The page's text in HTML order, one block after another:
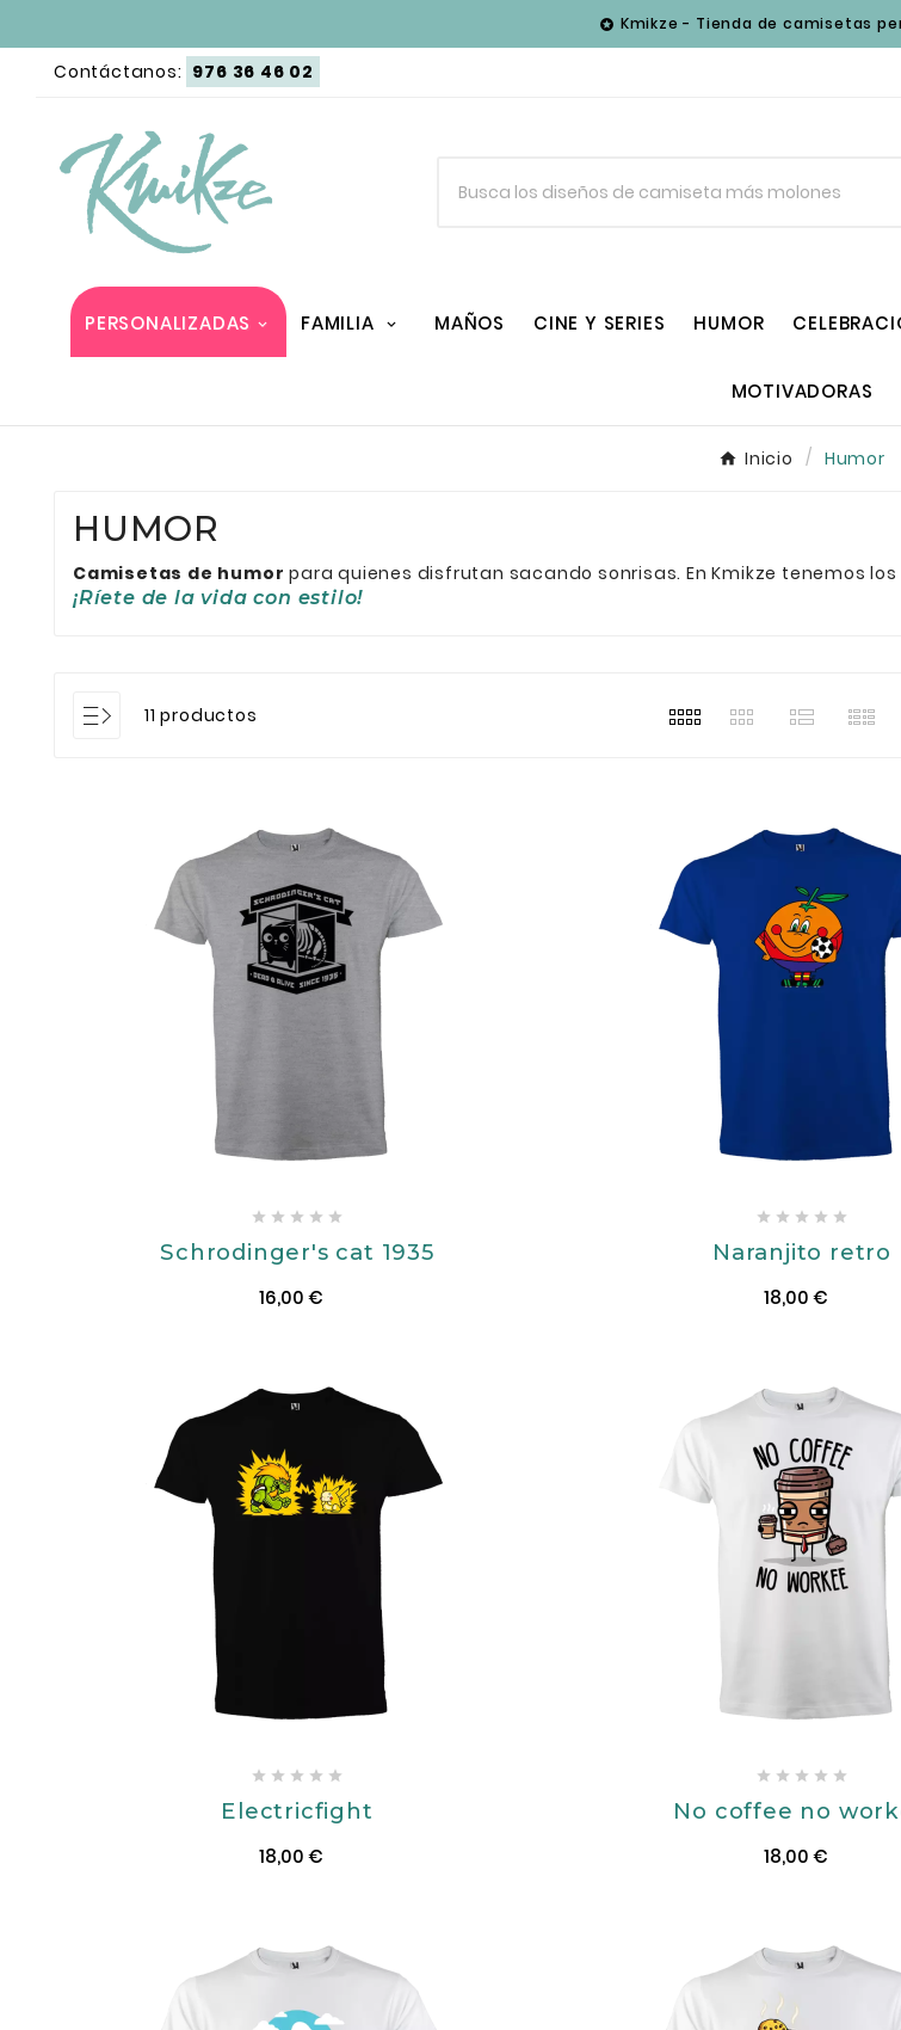
 Kmikze - Tienda de camisetas
Contáctanos: 976 36 46 02
PERSONALIZADAS FAMILIA MAÑOS CINE Y SERIES HUMOR
MOTIVADORAS
Inicio Humor
HUMOR
Camisetas de humor para quienes disfrutan sacando sonrisas. En Kmikze tenemos
¡Ríete de la vida con estilo!
11 productos
    
Schrodinger's cat 1935
16,00 €
    
Naranjito retro
18,00 €
    
Electricfight
18,00 €
    
No coffee no
18,00 €